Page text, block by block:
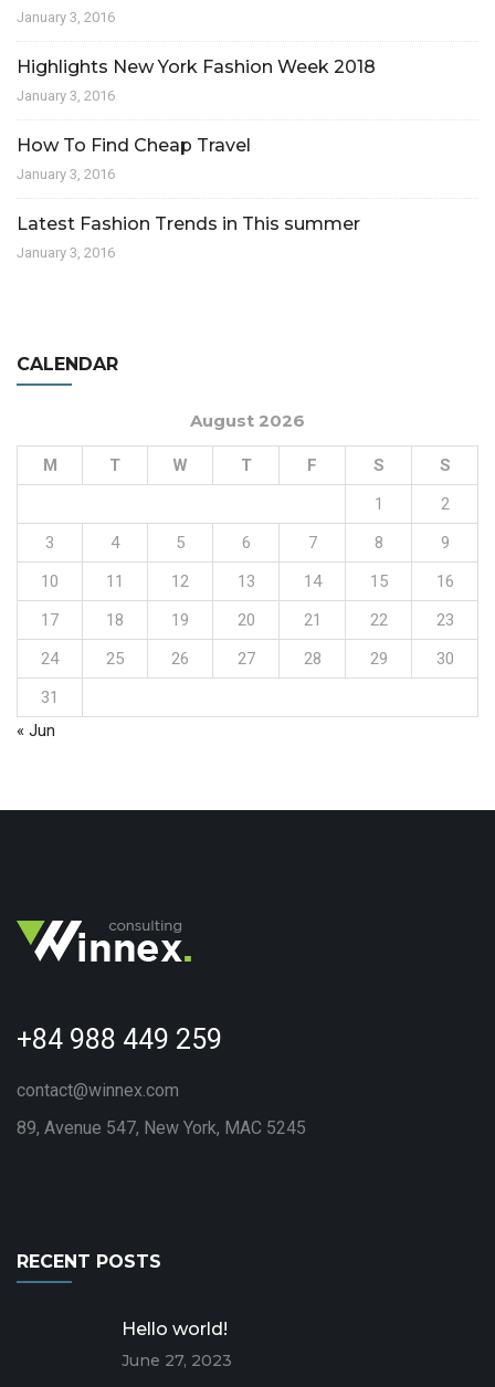
January 3, 2016
Highlights New York Fashion Week 2018
January 3, 2016
How To Find Cheap Travel
January 3, 2016
Latest Fashion Trends in This summer
January 3, 2016
CALENDAR
August 2026
M T W T F S
S
1
2
3
4 5 6 7 8
9
10
11 12 13 14 15
16
17
18 19 20 21 22
23
24
25 26 27 28 29
30
31
« Jun
+84 988 449 259
contact@winnex.com
89, Avenue 547, New York, MAC 5245
RECENT POSTS
Hello world!
June 27, 2023